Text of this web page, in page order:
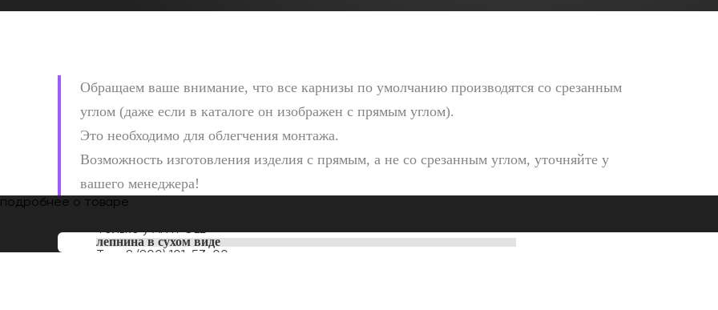
Обращаем ваше внимание, что все карнизы по умолчанию производятся со срезанным
углом (даже если в каталоге он изображен с прямым углом).
Это необходимо для облегчения монтажа.
Возможность изготовления изделия с прямым, а не со срезанным углом, уточняйте у
вашего менеджера!
подробнее о товаре
Только уARTPOLE
лепнина в сухом виде
Тел: 8 (800) 101-53-00